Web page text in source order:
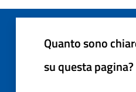
Quanto sono
su questa pagina?